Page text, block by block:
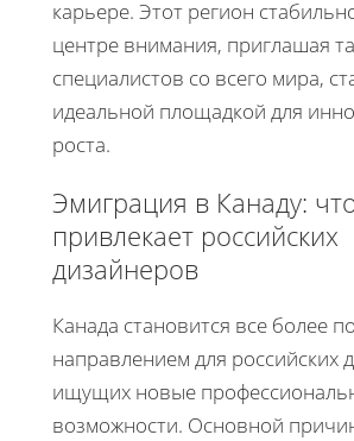
карьере. Этот регион
центре внимания, приглашая
специалистов со всего мира,
идеальной площадкой для
роста.
Эмиграция в Канаду:
привлекает российских
дизайнеров
Канада становится все более
направлением для российских
ищущих новые
возможности. Основной